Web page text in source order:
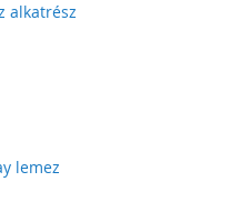
alkatrész
lemez